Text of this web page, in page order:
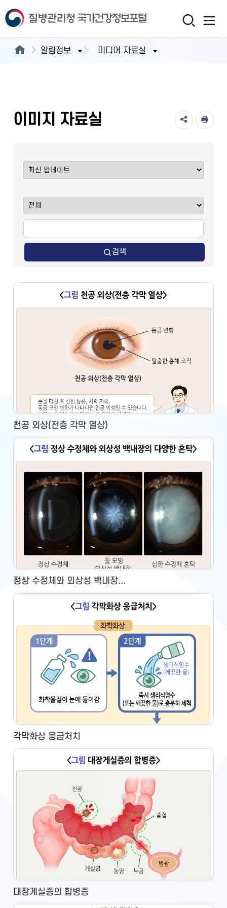
알림정보 미디어 자료실
이미지 자료실
검색
천공 외상(전층 각막 열상)
정상 수정체와 외상성 백내장...
각막화상 응급처치
대장게실증의 합병증